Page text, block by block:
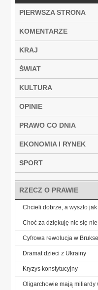
PIERWSZA STRONA
KOMENTARZE
KRAJ
ŚWIAT
KULTURA
OPINIE
PRAWO CO DNIA
EKONOMIA I RYNEK
SPORT
RZECZ O PRAWIE
Chcieli dobrze, a wyszło
Choć za dziękuję nic się nie
Cyfrowa rewolucja w
Dramat dzieci z Ukrainy
Kryzys konstytucyjny
Oligarchowie mają miliardy